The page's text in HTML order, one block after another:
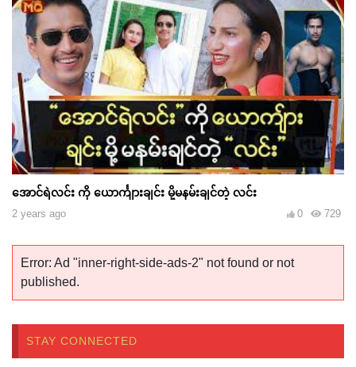
အောင်ရဲလင်း ကို ယောင်္ကျားချင်း မို့မနမ်းချင်တဲ့ လင်း
2 years ago 729
0
Error: Ad "inner-right-side-ads-2" not found or not
published.
STAY CONNECTED